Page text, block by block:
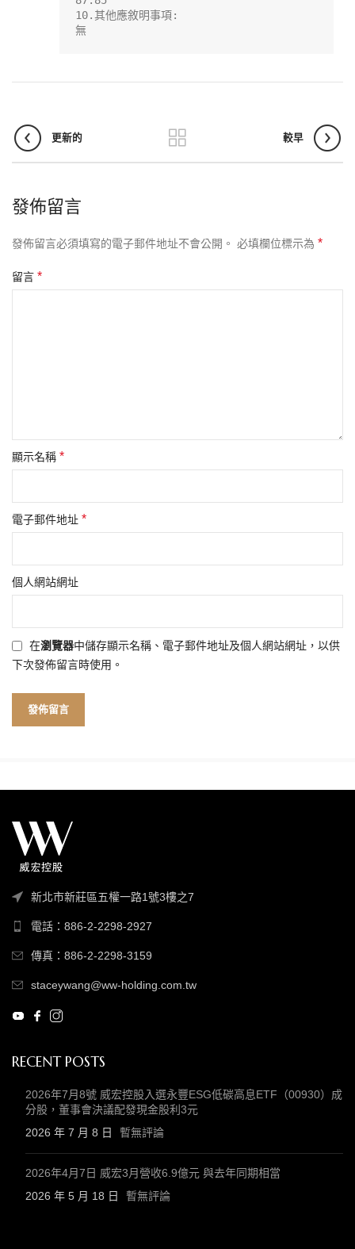
10.其他應敘明事項:
無
更新的 較早
發佈留言
發佈留言必須填寫的電子郵件地址不會公開。 必填欄位標示為 *
留言 *
顯示名稱 *
電子郵件地址 *
個人網站網址
在瀏覽器中儲存顯示名稱、電子郵件地址及個人網站網址，以供
下次發佈留言時使用。
新北市新莊區五權一路1號3樓之7
電話：886-2-2298-2927
傳真：886-2-2298-3159
staceywang@ww-holding.com.tw
RECENT POSTS
2026年7月8號 威宏控股入選永豐ESG低碳高息ETF（00930）成
分股，董事會決議配發現金股利3元
2026 年 7 月 8 日
暫無評論
2026年4月7日 威宏3月營收6.9億元 與去年同期相當
2026 年 5 月 18 日
暫無評論